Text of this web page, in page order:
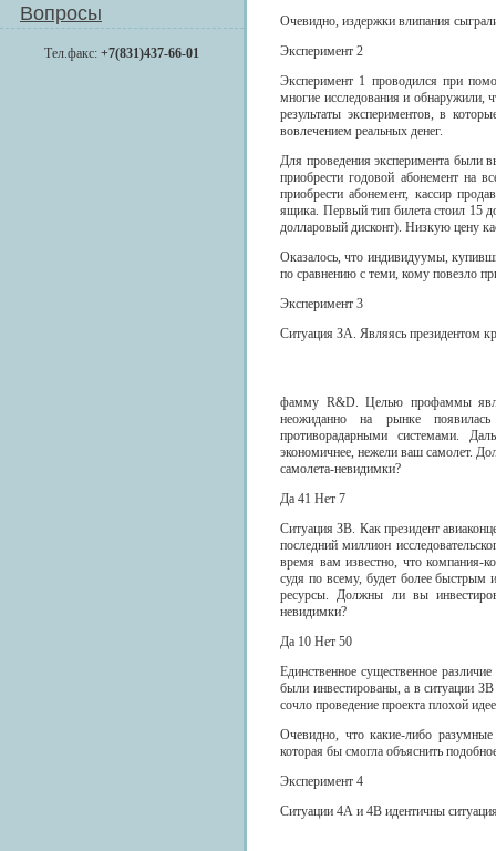
Вопросы
Тел.факс: +7(831)437-66-01
Очевидно, издержки влипания
Эксперимент 2
Эксперимент 1 проводился при
многие исследования и обнаружили,
результаты экспериментов, в
вовлечением реальных денег.
Для проведения эксперимента были
приобрести годовой абонемент на
приобрести абонемент, кассир
ящика. Первый тип билета стоил 15
долларовый дисконт). Низкую цену
Оказалось, что индивидуумы,
по сравнению с теми, кому повезло
Эксперимент 3
Ситуация ЗА. Являясь президентом
фамму R&D. Целью профаммы
неожиданно на рынке появилась
противорадарными системами.
экономичнее, нежели ваш самолет.
самолета-невидимки?
Да 41 Нет 7
Ситуация ЗВ. Как президент
последний миллион
время вам известно, что компания-
судя по всему, будет более быстрым
ресурсы. Должны ли вы
невидимки?
Да 10 Нет 50
Единственное существенное
были инвестированы, а в ситуации
сочло проведение проекта плохой
Очевидно, что какие-либо
которая бы смогла объяснить
Эксперимент 4
Ситуации 4А и 4В идентичны